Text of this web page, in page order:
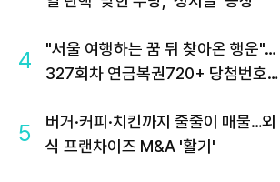
4
"서울 여행하는 꿈 뒤 찾아온 행운"…
327회차 연금복권720+ 당첨번호조
5
버거·커피·치킨까지 줄줄이 매물…외
식 프랜차이즈 M&A '활기'